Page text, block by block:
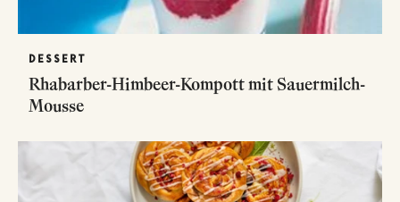
DESSERT
Rhabarber-Himbeer-Kompott mit Sauermilch-
Mousse